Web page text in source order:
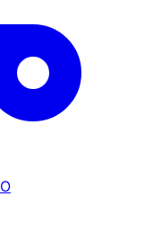
О